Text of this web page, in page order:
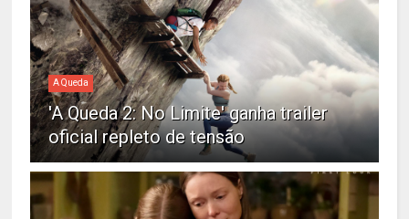
A Queda
'A Queda 2: No Limite' ganha trailer
oficial repleto de tensão